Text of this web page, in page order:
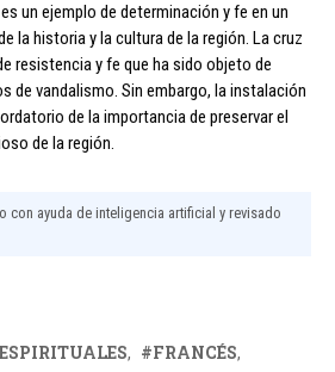
un ejemplo de determinación y fe en un
la historia y la cultura de la región. La cruz
resistencia y fe que ha sido objeto de
de vandalismo. Sin embargo, la instalación
de la importancia de preservar el
de la región.
con ayuda de inteligencia artificial y revisado
ESPIRITUALES
FRANCÉS